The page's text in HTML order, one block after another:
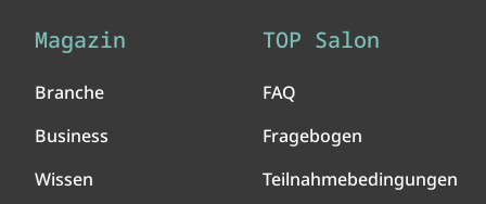
Magazin
Branche
Business
Wissen
TOP Salon
FAQ
Fragebogen
Teilnahmebedingungen